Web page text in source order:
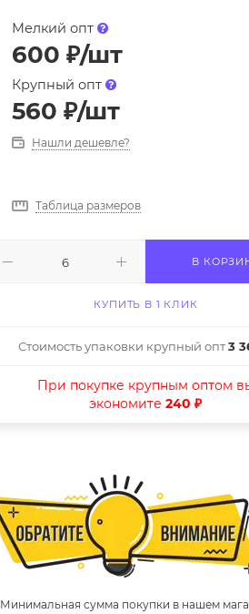
Мелкий опт
600 ₽/шт
Крупный опт
560 ₽/шт
Нашли дешевле?
Таблица размеров
В
КУПИТЬ В 1 КЛИК
Стоимость упаковки крупный опт3
При покупке крупным оптом
экономите240 ₽
Минимальная сумма покупки в нашем